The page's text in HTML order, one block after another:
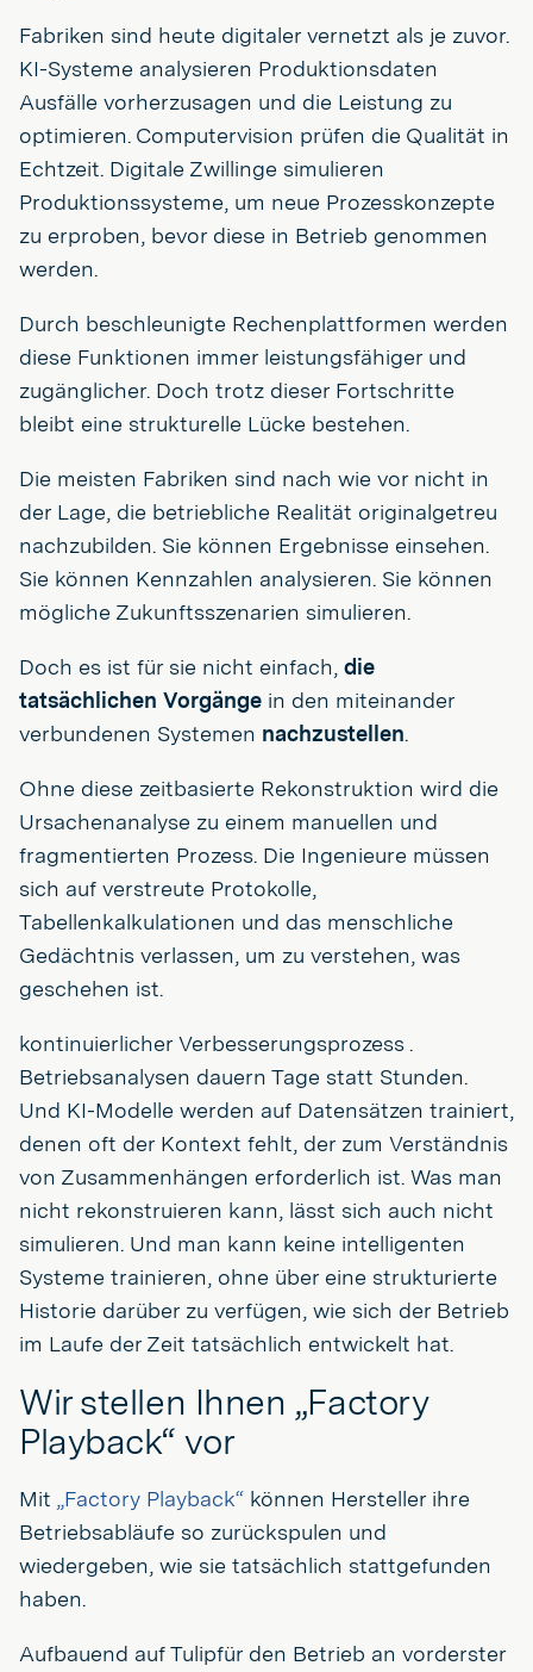
Fabriken sind heute digitaler vernetzt als je zuvor.
KI-Systeme analysieren Produktionsdaten
Ausfälle vorherzusagen und die Leistung zu
optimieren. Computervision prüfen die Qualität in
Echtzeit. Digitale Zwillinge simulieren
Produktionssysteme, um neue Prozesskonzepte
zu erproben, bevor diese in Betrieb genommen
werden.
Durch beschleunigte Rechenplattformen werden
diese Funktionen immer leistungsfähiger und
zugänglicher. Doch trotz dieser Fortschritte
bleibt eine strukturelle Lücke bestehen.
Die meisten Fabriken sind nach wie vor nicht in
der Lage, die betriebliche Realität originalgetreu
nachzubilden. Sie können Ergebnisse einsehen.
Sie können Kennzahlen analysieren. Sie können
mögliche Zukunftsszenarien simulieren.
Doch es ist für sie nicht einfach, die
tatsächlichen Vorgänge in den miteinander
verbundenen Systemen nachzustellen.
Ohne diese zeitbasierte Rekonstruktion wird die
Ursachenanalyse zu einem manuellen und
fragmentierten Prozess. Die Ingenieure müssen
sich auf verstreute Protokolle,
Tabellenkalkulationen und das menschliche
Gedächtnis verlassen, um zu verstehen, was
geschehen ist.
kontinuierlicher Verbesserungsprozess .
Betriebsanalysen dauern Tage statt Stunden.
Und KI-Modelle werden auf Datensätzen trainiert,
denen oft der Kontext fehlt, der zum Verständnis
von Zusammenhängen erforderlich ist. Was man
nicht rekonstruieren kann, lässt sich auch nicht
simulieren. Und man kann keine intelligenten
Systeme trainieren, ohne über eine strukturierte
Historie darüber zu verfügen, wie sich der Betrieb
im Laufe der Zeit tatsächlich entwickelt hat.
Wir stellen Ihnen „Factory
Playback“ vor
Mit „Factory Playback“ können Hersteller ihre
Betriebsabläufe so zurückspulen und
wiedergeben, wie sie tatsächlich stattgefunden
haben.
Aufbauend auf Tulipfür den Betrieb an vorderster